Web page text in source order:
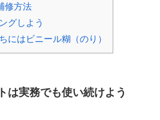
修方法
グしよう
にはビニール糊（のり）
は実務でも使い続けよう